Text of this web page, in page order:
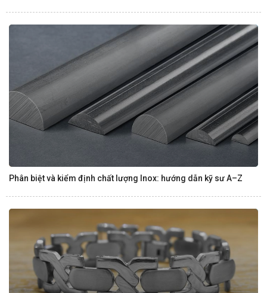
Phân biệt và kiểm định chất lượng Inox: hướng dẫn kỹ sư A–Z